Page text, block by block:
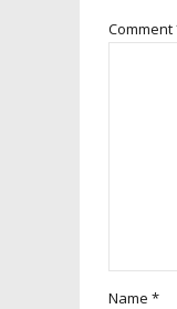
Comment
Name *